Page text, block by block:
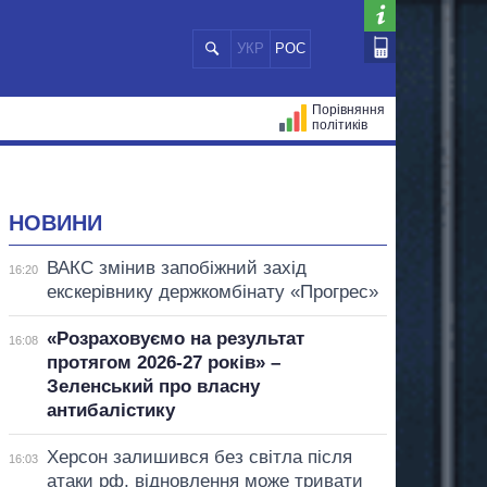
УКР РОС
Порівняння
політиків
НОВИНИ
16:20
ВАКС змінив запобіжний захід
екскерівнику держкомбінату «Прогрес»
16:08
«Розраховуємо на результат
протягом 2026-27 років» –
Зеленський про власну
антибалістику
16:03
Херсон залишився без світла після
атаки рф, відновлення може тривати